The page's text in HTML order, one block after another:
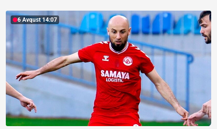
6 Avqust 14:07